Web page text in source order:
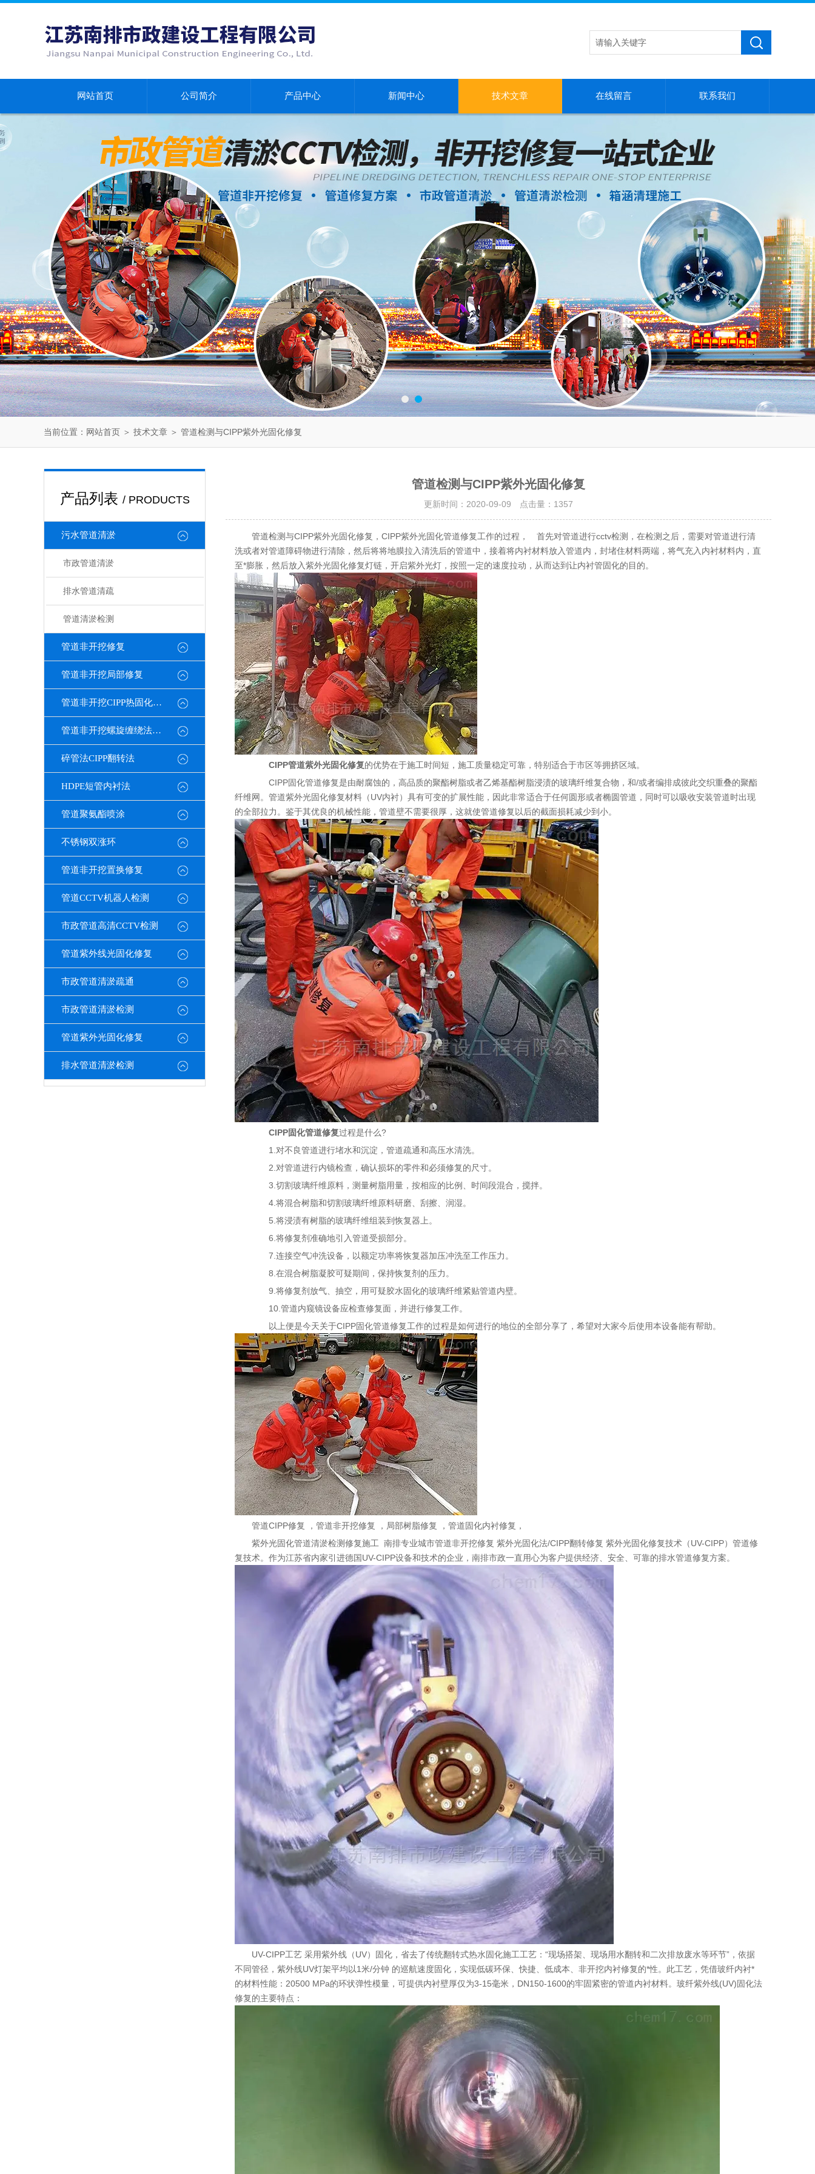
网站首页 公司简介 产品中心 新闻中心 技术文章 在线留言 联系我们
当前位置： 网站首页 ＞ 技术文章 ＞ 管道检测与CIPP紫外光固化修复
产品列表 / PRODUCTS
污水管道清淤
市政管道清淤
排水管道清疏
管道清淤检测
管道非开挖修复
管道非开挖局部修复
管道非开挖CIPP热固化修复
管道非开挖螺旋缠绕法修复
碎管法CIPP翻转法
HDPE短管内衬法
管道聚氨酯喷涂
不锈钢双涨环
管道非开挖置换修复
管道CCTV机器人检测
市政管道高清CCTV检测
管道紫外线光固化修复
市政管道清淤疏通
市政管道清淤检测
管道紫外光固化修复
排水管道清淤检测
管道检测与CIPP紫外光固化修复
更新时间：2020-09-09 点击量： 1357
管道检测与CIPP紫外光固化修复，CIPP紫外光固化管道修复工作的过程，
首先对管道进行cctv检测，在检测之后，需要对管道进行清
洗或者对管道障碍物进行清除，然后将将地膜拉入清洗后的管道中，接着将内衬材料放入管道内，封堵住材料两端，将气充入内衬材料内，直
至*膨胀，然后放入紫外光固化修复灯链，开启紫外光灯，按照一定的速度拉动，从而达到让内衬管固化的目的。
CIPP管道紫外光固化修复的优势在于施工时间短，施工质量稳定可靠，特别适合于市区等拥挤区域。
CIPP固化管道修复是由耐腐蚀的，高品质的聚酯树脂或者乙烯基酯树脂浸渍的玻璃纤维复合物，和/或者编排成彼此交织重叠的聚酯
纤维网。管道紫外光固化修复材料（UV内衬）具有可变的扩展性能，因此非常适合于任何圆形或者椭圆管道，同时可以吸收安装管道时出现
的全部拉力。鉴于其优良的机械性能，管道壁不需要很厚，这就使管道修复以后的截面损耗减少到小。
CIPP固化管道修复过程是什么?
1.对不良管道进行堵水和沉淀，管道疏通和高压水清洗。
2.对管道进行内镜检查，确认损坏的零件和必须修复的尺寸。
3.切割玻璃纤维原料，测量树脂用量，按相应的比例、时间段混合，搅拌。
4.将混合树脂和切割玻璃纤维原料研磨、刮擦、润湿。
5.将浸渍有树脂的玻璃纤维组装到恢复器上。
6.将修复剂准确地引入管道受损部分。
7.连接空气冲洗设备，以额定功率将恢复器加压冲洗至工作压力。
8.在混合树脂凝胶可疑期间，保持恢复剂的压力。
9.将修复剂放气、抽空，用可疑胶水固化的玻璃纤维紧贴管道内壁。
10.管道内窥镜设备应检查修复面，并进行修复工作。
以上便是今天关于CIPP固化管道修复工作的过程是如何进行的地位的全部分享了，希望对大家今后使用本设备能有帮助。
管道CIPP修复 ，管道非开挖修复 ，局部树脂修复 ，管道固化内衬修复，
紫外光固化管道清淤检测修复施工 南排专业城市管道非开挖修复 紫外光固化法/CIPP翻转修复 紫外光固化修复技术（UV-CIPP）管道修
复技术。作为江苏省内家引进德国UV-CIPP设备和技术的企业，南排市政一直用心为客户提供经济、安全、可靠的排水管道修复方案。
UV-CIPP工艺 采用紫外线（UV）固化，省去了传统翻转式热水固化施工工艺：“现场搭架、现场用水翻转和二次排放废水等环节”，依据
不同管径，紫外线UV灯架平均以1米/分钟 的巡航速度固化，实现低碳环保、快捷、低成本、非开挖内衬修复的*性。此工艺，凭借玻纤内衬*
的材料性能：20500 MPa的环状弹性模量，可提供内衬壁厚仅为3-15毫米，DN150-1600的牢固紧密的管道内衬材料。玻纤紫外线(UV)固化法
修复的主要特点：